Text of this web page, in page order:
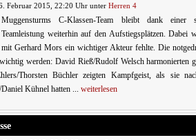
Februar 2015, 22:20 Uhr unter Herren 4
Muggensturms C-Klassen-Team bleibt dank einer
Teamleistung weiterhin auf den Aufstiegsplätzen. Dabei
Gerhard Mors ein wichtiger Akteur fehlte. Die
werden: David Rieß/Rudolf Welsch harmonierten
Thorsten Büchler zeigten Kampfgeist, als sie
Kühnel hatten ... weiterlesen